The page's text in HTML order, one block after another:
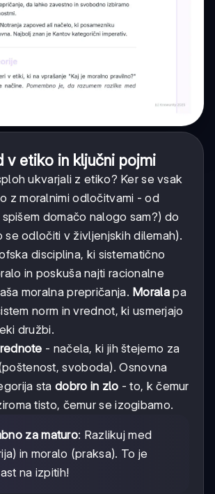
v etiko in ključni pojmi
ukvarjali z etiko? Ker se vsak
z moralnimi odločitvami - od
spišem domačo nalogo sam?) do
se odločiti v življenjskih dilemah).
disciplina, ki sistematično
in poskuša najti racionalne
moralna prepričanja. Moralapa
norm in vrednot, ki usmerjajo
družbi.
- načela, ki jih štejemo za
svoboda). Osnovna
sta dobro in zlo - to, k čemur
tisto, čemur se izogibamo.
za maturo: Razlikuj med
in moralo (praksa). To je
na izpitih!